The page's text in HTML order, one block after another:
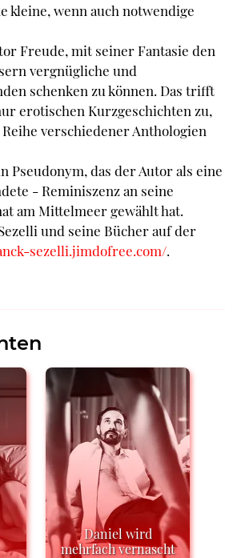
kleine, wenn auch notwendige
Freude, mit seiner Fantasie den
vergnügliche und
schenken zu können. Das trifft
erotischen Kurzgeschichten zu,
verschiedener Anthologien
Pseudonym, das der Autor als eine
- Reminiszenz an seine
am Mittelmeer gewählt hat.
und seine Bücher auf der
sezelli.jimdofree.com/.
Daniel wird
mehrfach vernascht